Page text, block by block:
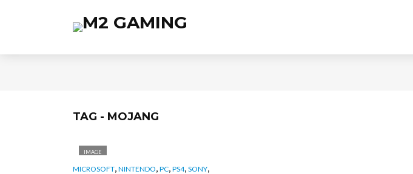
TAG - MOJANG
IMAGE
MICROSOFT, NINTENDO, PC, PS4, SONY,